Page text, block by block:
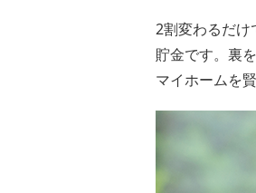
2割変わるだけ
貯金です。裏
マイホームを